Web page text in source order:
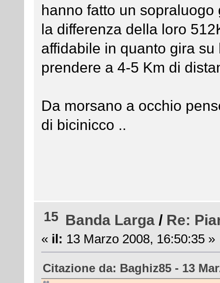
hanno fatto un
la differenza della loro
affidabile in quanto gira
prendere a 4-5 Km di
Da morsano a occhio
di bicinicco ..
15 Banda Larga / Re:
« il: 13 Marzo 2008, 16:50:35 »
Citazione da: Baghiz85 - 13